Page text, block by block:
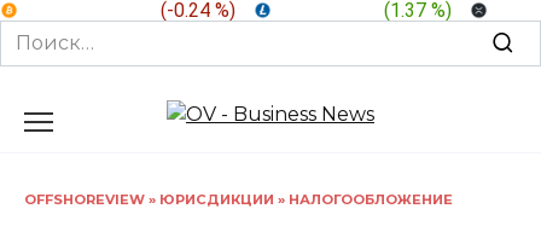
(-0.24 %) (1.37 %)
Search
for:
OFFSHOREVIEW » ЮРИСДИКЦИИ » НАЛОГООБЛОЖЕНИЕ